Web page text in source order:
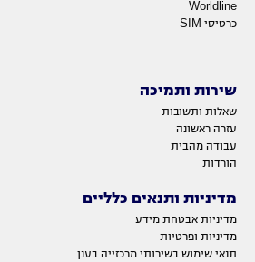
Worldline
כרטיסי SIM
שירות ותמיכה
שאלות ותשובות
עזרה ראשונה
עבודה מהבית
הורדות
מדיניות ותנאים כלליים
מדיניות אבטחת מידע
מדיניות ופרטיות
תנאי שימוש בשירותי מרכזייה בענן